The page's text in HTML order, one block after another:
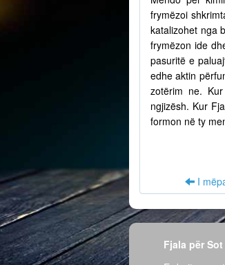
frymëzoi
katalizohet nga
frymëzon ide
pasuritë e
edhe aktin
zotërim ne.
ngjizësh. Kur
formon në ty
I
Fjala për